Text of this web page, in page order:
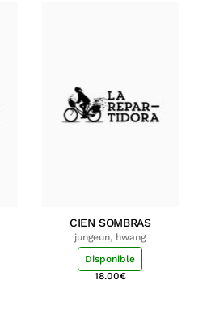
CIEN SOMBRAS
jungeun, hwang
Disponible
18.00€